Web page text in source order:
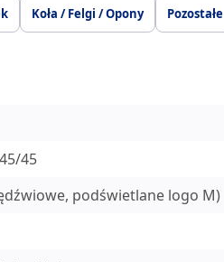
Koła / Felgi / Opony Pozostałe
45
podświetlane logo M)